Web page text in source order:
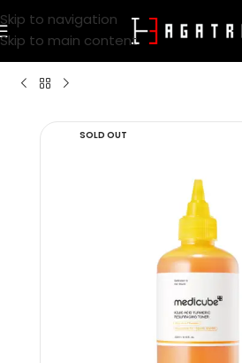
Skip to navigation
Skip to main content
SOLD OUT